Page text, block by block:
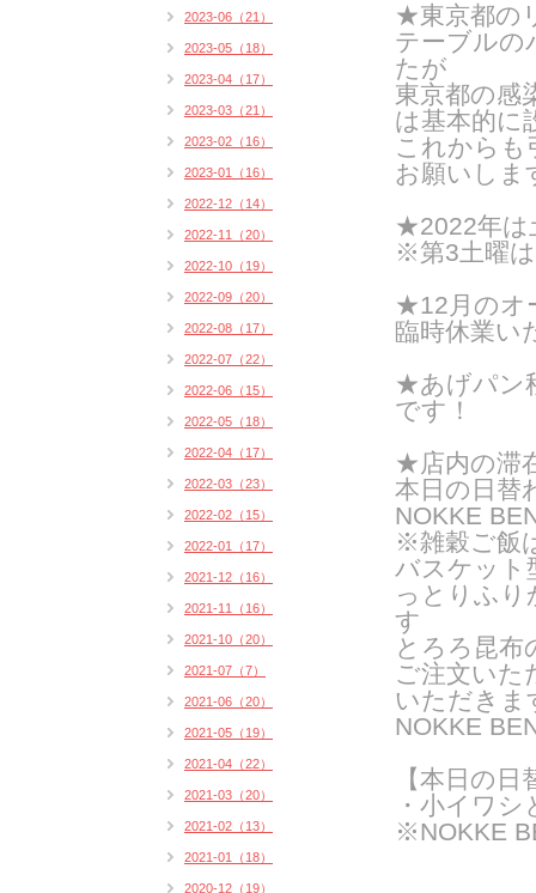
★東京都の
テーブルの
たが
東京都の感
は基本的に
これからも
お願いしま
★2022年は
※第3土曜
★12月のオ
臨時休業い
★あげパン
です！
★店内の滞
本日の日替
NOKKE
※雑穀ご飯
バスケット
っとりふり
す
とろろ昆布
ご注文いた
いただきま
NOKKE
【本日の
・小イワ
※NOKKE
2023-06（21）
2023-05（18）
2023-04（17）
2023-03（21）
2023-02（16）
2023-01（16）
2022-12（14）
2022-11（20）
2022-10（19）
2022-09（20）
2022-08（17）
2022-07（22）
2022-06（15）
2022-05（18）
2022-04（17）
2022-03（23）
2022-02（15）
2022-01（17）
2021-12（16）
2021-11（16）
2021-10（20）
2021-07（7）
2021-06（20）
2021-05（19）
2021-04（22）
2021-03（20）
2021-02（13）
2021-01（18）
2020-12（19）